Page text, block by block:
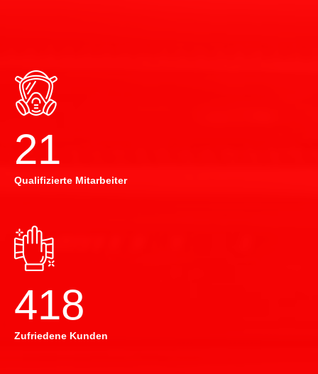
22
Qualifizierte Mitarbeiter
420
Zufriedene Kunden